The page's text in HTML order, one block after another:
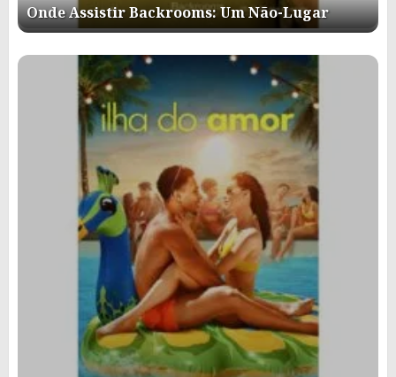
Onde Assistir Backrooms: Um Não-Lugar